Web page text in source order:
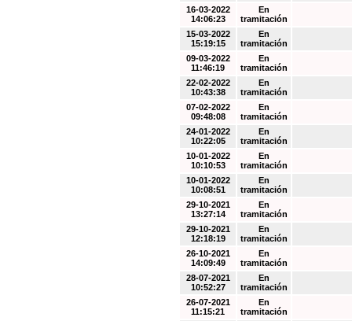
16-03-2022
14:06:23
En
tramitación
15-03-2022
15:19:15
En
tramitación
09-03-2022
11:46:19
En
tramitación
22-02-2022
10:43:38
En
tramitación
07-02-2022
09:48:08
En
tramitación
24-01-2022
10:22:05
En
tramitación
10-01-2022
10:10:53
En
tramitación
10-01-2022
10:08:51
En
tramitación
29-10-2021
13:27:14
En
tramitación
29-10-2021
12:18:19
En
tramitación
26-10-2021
14:09:49
En
tramitación
28-07-2021
10:52:27
En
tramitación
26-07-2021
11:15:21
En
tramitación